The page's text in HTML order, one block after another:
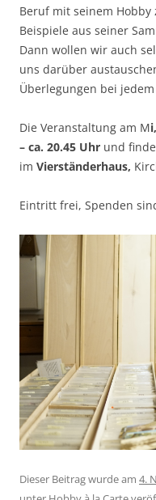
Beruf mit seinem
Beispiele aus seiner
Dann wollen wir auch
uns darüber
Überlegungen bei
Die Veranstaltung am M
– ca. 20.45 Uhr und
im Vierständerhaus,
Eintritt frei, Spenden
Dieser Beitrag wurde am 4.